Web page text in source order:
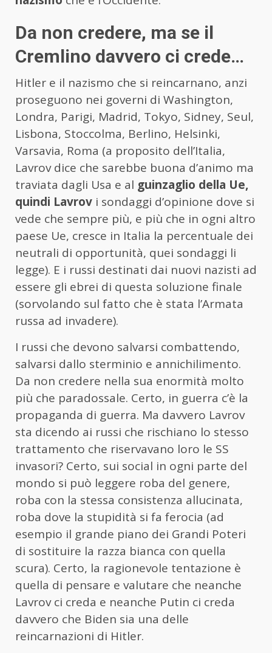
Da non credere, ma se il
Cremlino davvero ci crede…
Hitler e il nazismo che si reincarnano, anzi
proseguono nei governi di Washington,
Londra, Parigi, Madrid, Tokyo, Sidney, Seul,
Lisbona, Stoccolma, Berlino, Helsinki,
Varsavia, Roma (a proposito dell’Italia,
Lavrov dice che sarebbe buona d’animo ma
traviata dagli Usa e al guinzaglio della Ue,
quindi Lavrov i sondaggi d’opinione dove si
vede che sempre più, e più che in ogni altro
paese Ue, cresce in Italia la percentuale dei
neutrali di opportunità, quei sondaggi li
legge). E i russi destinati dai nuovi nazisti ad
essere gli ebrei di questa soluzione finale
(sorvolando sul fatto che è stata l’Armata
russa ad invadere).
I russi che devono salvarsi combattendo,
salvarsi dallo sterminio e annichilimento.
Da non credere nella sua enormità molto
più che paradossale. Certo, in guerra c’è la
propaganda di guerra. Ma davvero Lavrov
sta dicendo ai russi che rischiano lo stesso
trattamento che riservavano loro le SS
invasori? Certo, sui social in ogni parte del
mondo si può leggere roba del genere,
roba con la stessa consistenza allucinata,
roba dove la stupidità si fa ferocia (ad
esempio il grande piano dei Grandi Poteri
di sostituire la razza bianca con quella
scura). Certo, la ragionevole tentazione è
quella di pensare e valutare che neanche
Lavrov ci creda e neanche Putin ci creda
davvero che Biden sia una delle
reincarnazioni di Hitler.